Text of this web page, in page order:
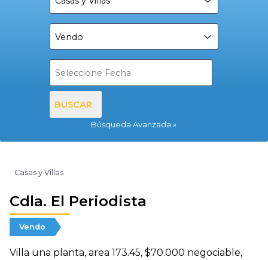
BUSCAR
Búsqueda Avanzada
Casas y Villas
Cdla. El Periodista
Vendo
Villa una planta, area 173.45, $70.000 negociable,